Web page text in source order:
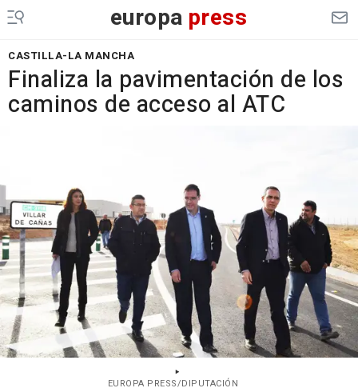
europa press
CASTILLA-LA MANCHA
Finaliza la pavimentación de los
caminos de acceso al ATC
EUROPA PRESS/DIPUTACIÓN